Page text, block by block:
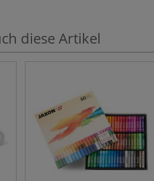
diese Artikel